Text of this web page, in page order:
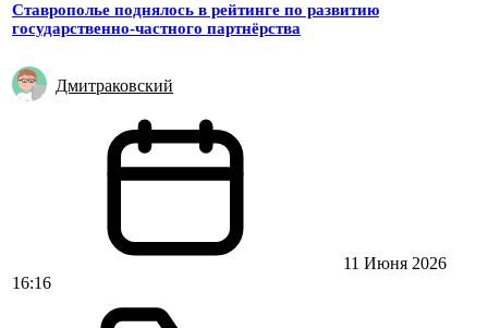
Ставрополье поднялось в рейтинге по развитию
государственно-частного партнёрства
Дмитраковский
11 Июня 2026
16:16